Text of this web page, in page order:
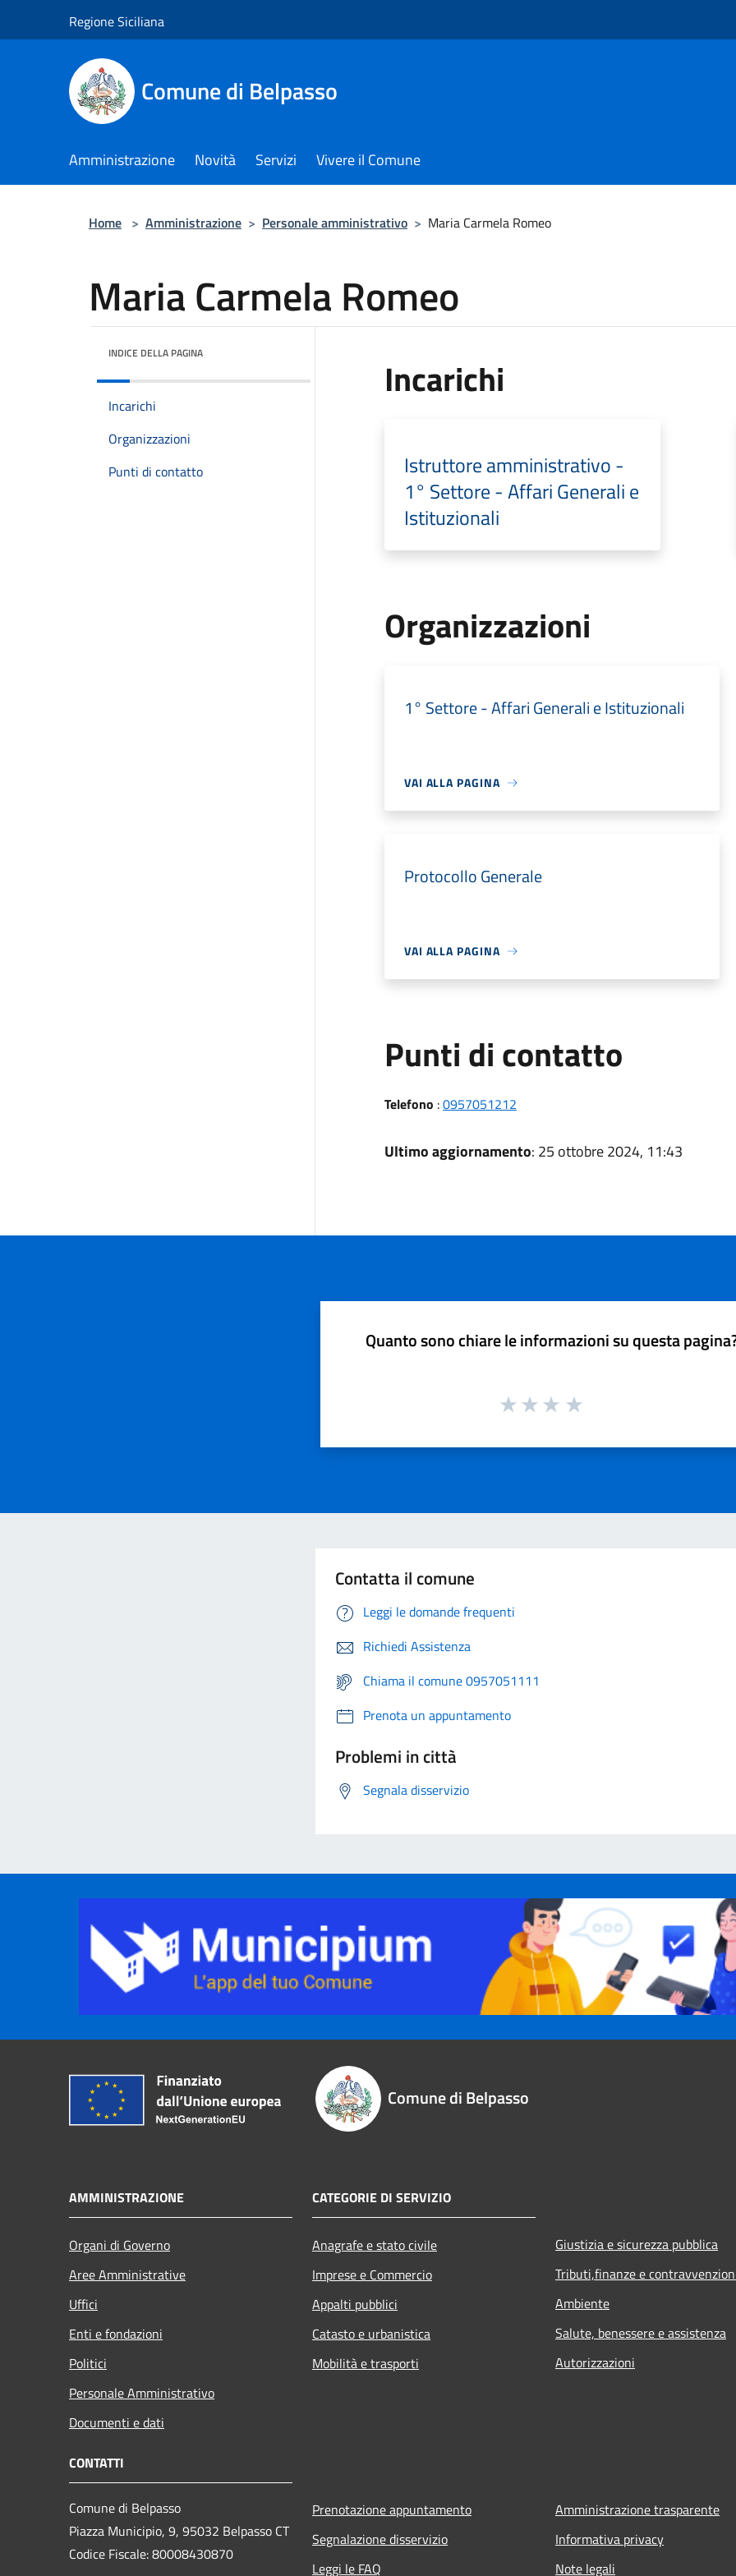
Regione Siciliana
Comune di Belpasso
Amministrazione Novità Servizi Vivere il Comune
Home > Amministrazione > Personale amministrativo > Maria Carmela Romeo
Maria Carmela Romeo
INDICE DELLA PAGINA
Incarichi
Organizzazioni
Punti di contatto
Incarichi
Istruttore amministrativo -
1° Settore - Affari Generali e
Istituzionali
Organizzazioni
1° Settore - Affari Generali e Istituzionali
VAI ALLA PAGINA
Protocollo Generale
VAI ALLA PAGINA
Punti di contatto
Telefono :0957051212
Ultimo aggiornamento: 25 ottobre 2024, 11:43
Quanto sono chiare le informazioni su questa
Contatta il comune
Leggi le domande frequenti
Richiedi Assistenza
Chiama il comune 0957051111
Prenota un appuntamento
Problemi in città
Segnala disservizio
Comune di Belpasso
AMMINISTRAZIONE
Organi di Governo
Aree Amministrative
Uffici
Enti e fondazioni
Politici
Personale Amministrativo
Documenti e dati
CATEGORIE DI SERVIZIO
Anagrafe e stato civile
Imprese e Commercio
Appalti pubblici
Catasto e urbanistica
Mobilità e trasporti
Giustizia e sicurezza pubblica
Tributi,finanze e
Ambiente
Salute, benessere e assistenza
Autorizzazioni
CONTATTI
Comune di Belpasso
Piazza Municipio, 9, 95032 Belpasso CT
Codice Fiscale: 80008430870
Prenotazione appuntamento
Segnalazione disservizio
Leggi le FAQ
Amministrazione trasparente
Informativa privacy
Note legali